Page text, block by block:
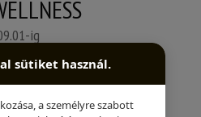
ig
szünetben az Oxigén
sütiket használ.
a személyre szabott